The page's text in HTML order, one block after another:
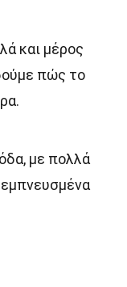
και μέρος
πώς το
με πολλά
εμπνευσμένα